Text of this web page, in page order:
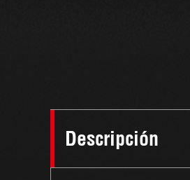
Descripción